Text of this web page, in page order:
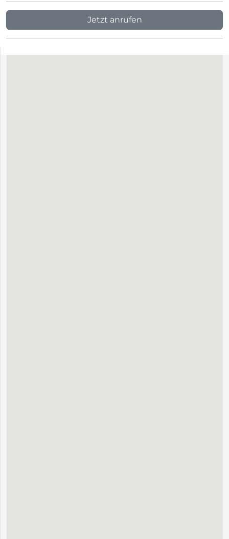
Jetzt anrufen